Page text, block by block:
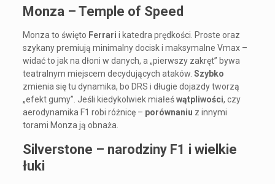
Monza – Temple of Speed
Monza to święto Ferrari i katedra prędkości. Proste oraz
szykany premiują minimalny docisk i maksymalne Vmax –
widać to jak na dłoni w danych, a „pierwszy zakręt” bywa
teatralnym miejscem decydujących ataków. Szybko
zmienia się tu dynamika, bo DRS i długie dojazdy tworzą
„efekt gumy”. Jeśli kiedykolwiek miałeśwątpliwości, czy
aerodynamika F1 robi różnicę – porównaniu z innymi
torami Monza ją obnaża.
Silverstone – narodziny F1 i wielkie
łuki